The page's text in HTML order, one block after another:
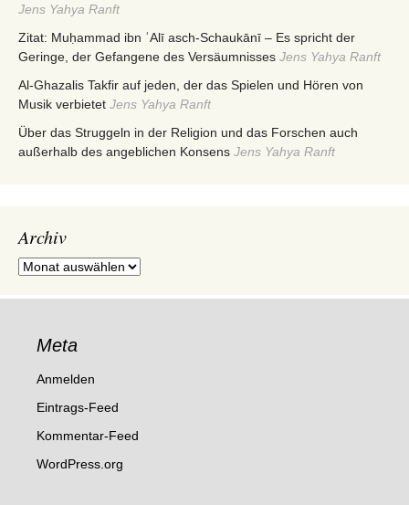
Jens Yahya Ranft
Zitat: Muḥammad ibn ʿAlī asch-Schaukānī – Es spricht der
Geringe, der Gefangene des Versäumnisses Jens Yahya Ranft
Al-Ghazalis Takfir auf jeden, der das Spielen und Hören von
Musik verbietet Jens Yahya Ranft
Über das Struggeln in der Religion und das Forschen auch
außerhalb des angeblichen Konsens Jens Yahya Ranft
Archiv
Archiv
Meta
Anmelden
Eintrags-Feed
Kommentar-Feed
WordPress.org